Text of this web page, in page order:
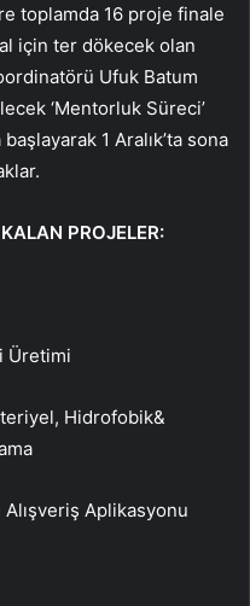
toplamda 16 proje finale
için ter dökecek olan
Ufuk Batum
‘Mentorluk Süreci’
1 Aralık’ta sona
PROJELER:
Üretimi
Hidrofobik&
Aplikasyonu